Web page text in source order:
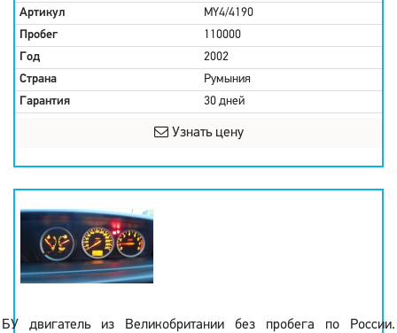
Артикул
MY4/4190
Пробег
110000
Год
2002
Страна
Румыния
Гарантия
30 дней
Узнать цену
БУ двигатель из Великобритании без пробега по России.